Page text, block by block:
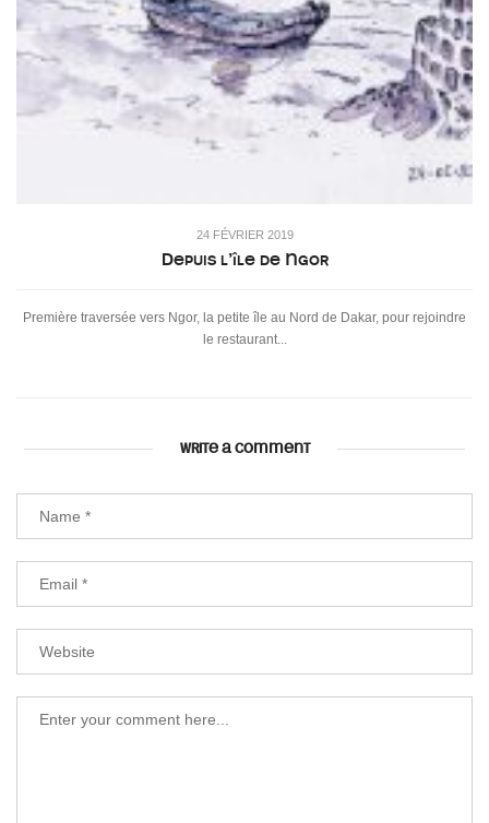
24 FÉVRIER 2019
Depuis l’île de Ngor
Première traversée vers Ngor, la petite île au Nord de Dakar, pour rejoindre
le restaurant...
WRITE A COMMENT